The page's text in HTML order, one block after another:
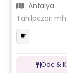
Antalya
Tahılpazarı
Oda &